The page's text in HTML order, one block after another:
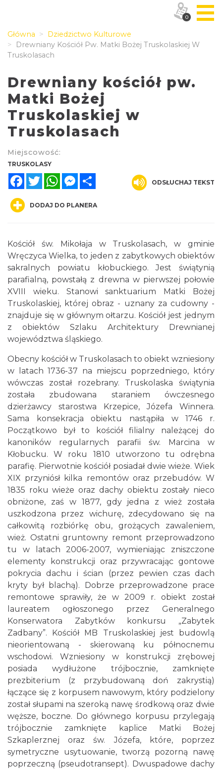
Główna
Dziedzictwo Kulturowe
Drewniany Kościół Pw. Matki Bożej Truskolaskiej W
Truskolasach
Drewniany kościół pw.
Matki Bożej
Truskolaskiej w
Truskolasach
Miejscowość:
TRUSKOLASY
FacebookTwitterWhatsAppMessenger
ODSŁUCHAJ TEKST
DODAJ DO PLANERA
Kościół św. Mikołaja w Truskolasach, w gminie
Wręczyca Wielka, to jeden z zabytkowych obiektów
sakralnych powiatu kłobuckiego. Jest świątynią
parafialną, powstałą z drewna w pierwszej połowie
XVIII wieku. Stanowi sanktuarium Matki Bożej
Truskolaskiej, której obraz - uznany za cudowny -
znajduje się w głównym ołtarzu. Kościół jest jednym
z obiektów Szlaku Architektury Drewnianej
województwa śląskiego.
Obecny kościół w Truskolasach to obiekt wzniesiony
w latach 1736-37 na miejscu poprzedniego, który
wówczas został rozebrany. Truskolaska świątynia
została zbudowana staraniem ówczesnego
dzierżawcy starostwa Krzepice, Józefa Winnera.
Sama konsekracja obiektu nastąpiła w 1746 r.
Początkowo był to kościół filialny należącej do
kanoników regularnych parafii św. Marcina w
Kłobucku. W roku 1810 utworzono tu odrębna
parafię. Pierwotnie kościół posiadał dwie wieże. Wiek
XIX przyniósł kilka remontów oraz przebudów. W
1835 roku wieże oraz dachy obiektu zostały nieco
obniżone, zaś w 1877, gdy jedna z wież została
uszkodzona przez wichurę, zdecydowano się na
całkowitą rozbiórkę obu, grożących zawaleniem,
wież. Ostatni gruntowny remont przeprowadzono
tu w latach 2006-2007, wymieniając zniszczone
elementy konstrukcji oraz przywracając gontowe
pokrycia dachu i ścian (przez pewien czas dach
kryty był blachą). Dobrze przeprowadzone prace
remontowe sprawiły, że w 2009 r. obiekt został
laureatem ogłoszonego przez Generalnego
Konserwatora Zabytków konkursu „Zabytek
Zadbany”. Kościół MB Truskolaskiej jest budowlą
nieorientowaną - skierowaną ku północnemu
wschodowi. Wzniesiony w konstrukcji zrębowej
posiada wydłużone trójbocznie, zamknięte
prezbiterium (z przybudowaną doń zakrystią)
łączące się z korpusem nawowym, który podzielony
został słupami na szeroką nawę środkową oraz dwie
węższe, boczne. Do głównego korpusu przylegają
trójbocznie zamknięte kaplice Matki Bożej
Szkaplerznej oraz św. Józefa, które, poprzez
symetryczne usytuowanie, tworzą pozorną nawę
poprzeczną (pseudotransept). Dwuspadowe dachy
0